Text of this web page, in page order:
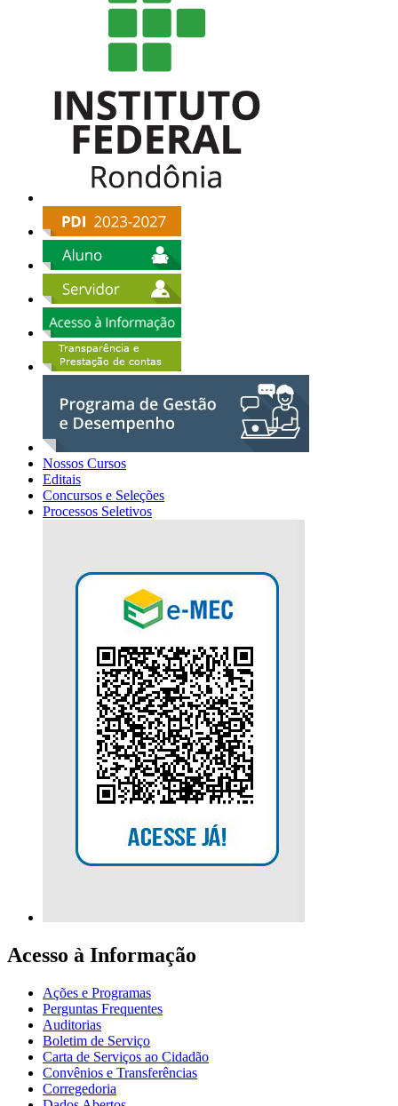
Nossos Cursos
Editais
Concursos e Seleções
Processos Seletivos
Acesso à Informação
Ações e Programas
Perguntas Frequentes
Auditorias
Boletim de Serviço
Carta de Serviços ao Cidadão
Convênios e Transferências
Corregedoria